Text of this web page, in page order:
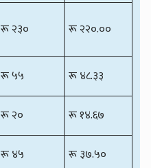
रू २३० रू २२०.००
रू ५५
रू ४८.३३
रू २०
रू १४.६७
रू ४५
रू ३७.५०